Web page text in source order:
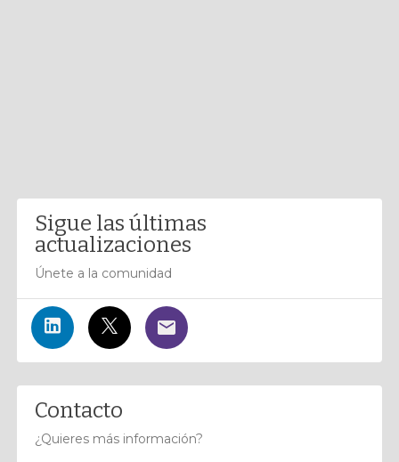
Sigue las últimas
actualizaciones
Únete a la comunidad
Contacto
¿Quieres más información?